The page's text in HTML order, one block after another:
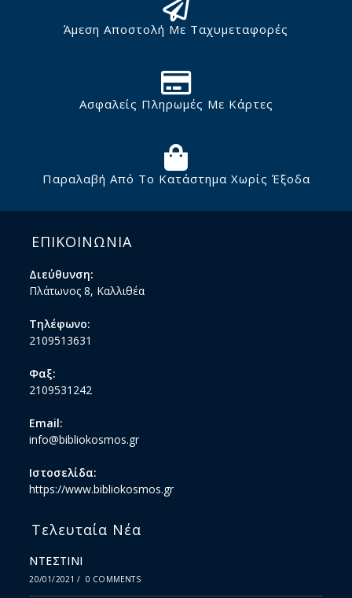
Άμεση Αποστολή Με Ταχυμεταφορές
Ασφαλείς Πληρωμές Με Κάρτες
Παραλαβή Από Το Κατάστημα Χωρίς Έξοδα
ΕΠΙΚΟΙΝΩΝΙΑ
Διεύθυνση:
Πλάτωνος 8, Καλλιθέα
Τηλέφωνο:
2109513631
Φαξ:
2109531242
Email:
info@bibliokosmos.gr
Ιστοσελίδα:
https://www.bibliokosmos.gr
Τελευταία Νέα
ΝΤΕΣΤΙΝΙ
20/01/2021 / 0 COMMENTS